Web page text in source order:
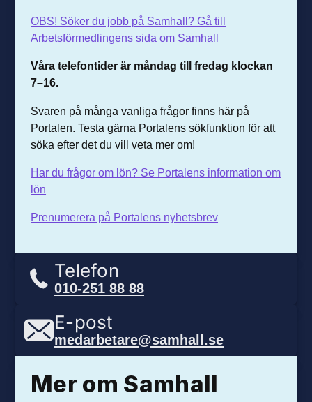
OBS! Söker du jobb på Samhall? Gå till
Arbetsförmedlingens sida om Samhall
Våra telefontider är måndag till fredag klockan
7–16.
Svaren på många vanliga frågor finns här på
Portalen. Testa gärna Portalens sökfunktion för att
söka efter det du vill veta mer om!
Har du frågor om lön? Se Portalens information om
lön
Prenumerera på Portalens nyhetsbrev
Telefon
010-251 88 88
E-post
medarbetare@samhall.se
Mer om Samhall